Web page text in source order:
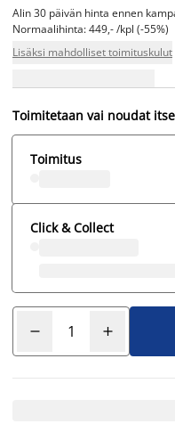
Alin 30 päivän hinta ennen
Normaalihinta: 449,- /kpl (-55%)
Lisäksi mahdolliset toimituskulut
Toimitetaan vai noudat
Toimitus
Click & Collect